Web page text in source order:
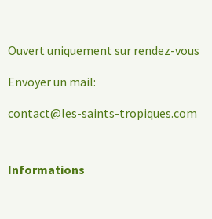
Ouvert uniquement sur rendez-vous
Envoyer un mail:
contact@les-saints-tropiques.com
Informations